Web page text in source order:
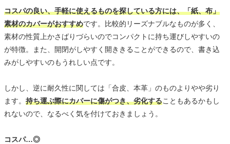
コスパの良い、手軽に使えるものを探している方には、「紙、布」
素材のカバーがおすすめです。比較的リーズナブルなものが多く、
素材の性質上かさばりづらいのでコンパクトに持ち運びしやすいの
が特徴。また、開閉がしやすく開ききることができるので、書き込
みがしやすいのもうれしい点です。
しかし、逆に耐久性に関しては「合皮、本革」のものよりやや劣り
ます。 持ち運ぶ際にカバーに傷がつき、劣化することもあるかもし
れないので、なるべく気を付けておきましょう。
コスパ…◎